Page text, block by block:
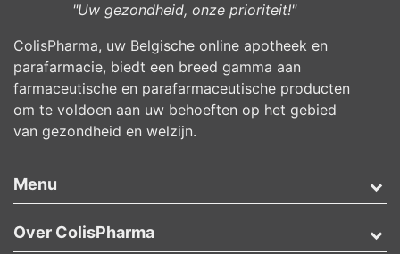
"Uw gezondheid, onze prioriteit!"
ColisPharma, uw Belgische online apotheek en
parafarmacie, biedt een breed gamma aan
farmaceutische en parafarmaceutische producten
om te voldoen aan uw behoeften op het gebied
van gezondheid en welzijn.
Menu
Over ColisPharma